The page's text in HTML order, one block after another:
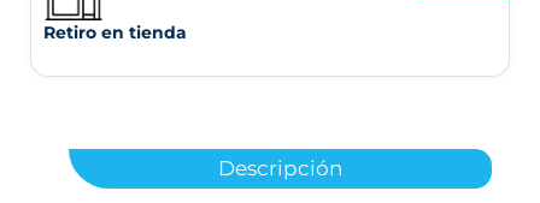
Retiro en tienda
Descripción